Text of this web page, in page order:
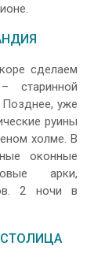
сделаем
старинной
уже
руины
холме. В
оконные
арки,
2 ночи в